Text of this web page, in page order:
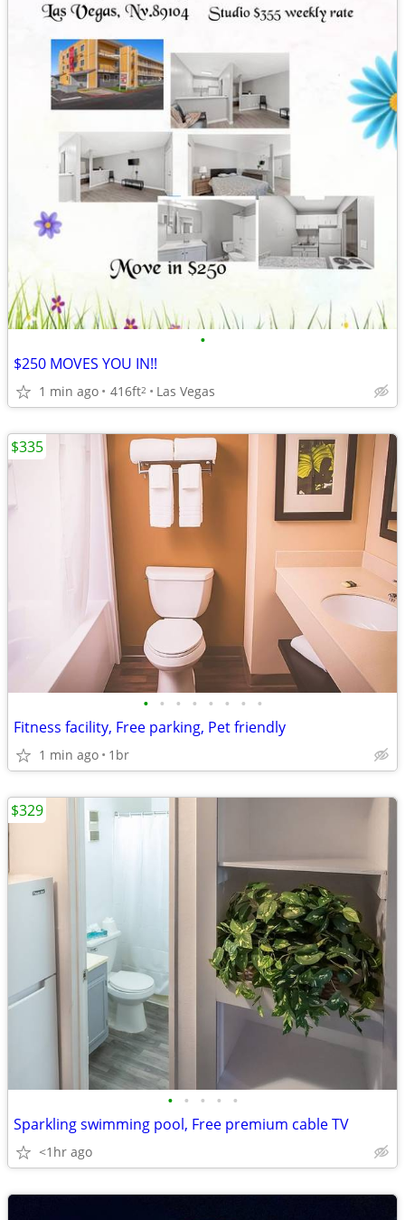
•
$250 MOVES YOU IN!!
1 min ago 416ft2 Las Vegas
• • • • • • • •
Fitness facility, Free parking, Pet friendly
1 min ago 1br
$335
• • • • •
Sparkling swimming pool, Free premium cable TV
<1hr ago
$329